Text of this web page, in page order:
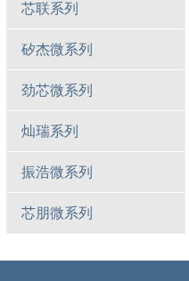
芯联系列
矽杰微系列
劲芯微系列
灿瑞系列
振浩微系列
芯朋微系列